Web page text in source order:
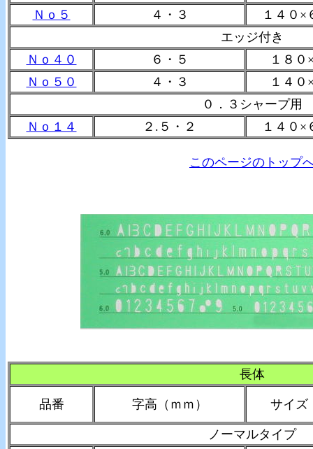
Ｎｏ５
４・３
１４０×
エッジ付き
Ｎｏ４０
６・５
１８０
Ｎｏ５０
４・３
１４０
０．３シャープ用
Ｎｏ１４
２.５・２ １４０×
このページのトップ
長体
品番 字高（ｍｍ） サイズ
ノーマルタイプ